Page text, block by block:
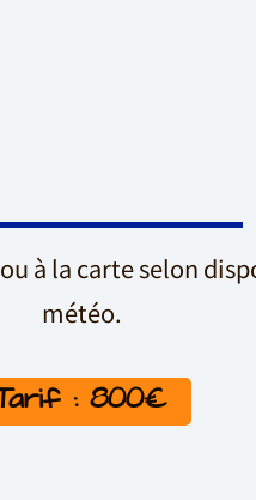
à la carte selon
météo.
: 800€